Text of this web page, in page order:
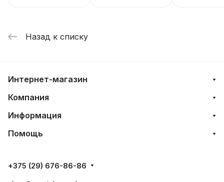
Назад к списку
Интернет-магазин
Компания
Информация
Помощь
+375 (29) 676-86-86